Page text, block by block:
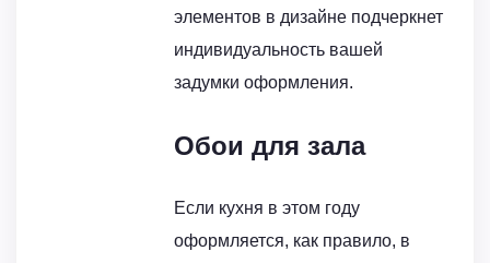
элементов в дизайне подчеркнет
индивидуальность вашей
задумки оформления.
Обои для зала
Если кухня в этом году
оформляется, как правило, в